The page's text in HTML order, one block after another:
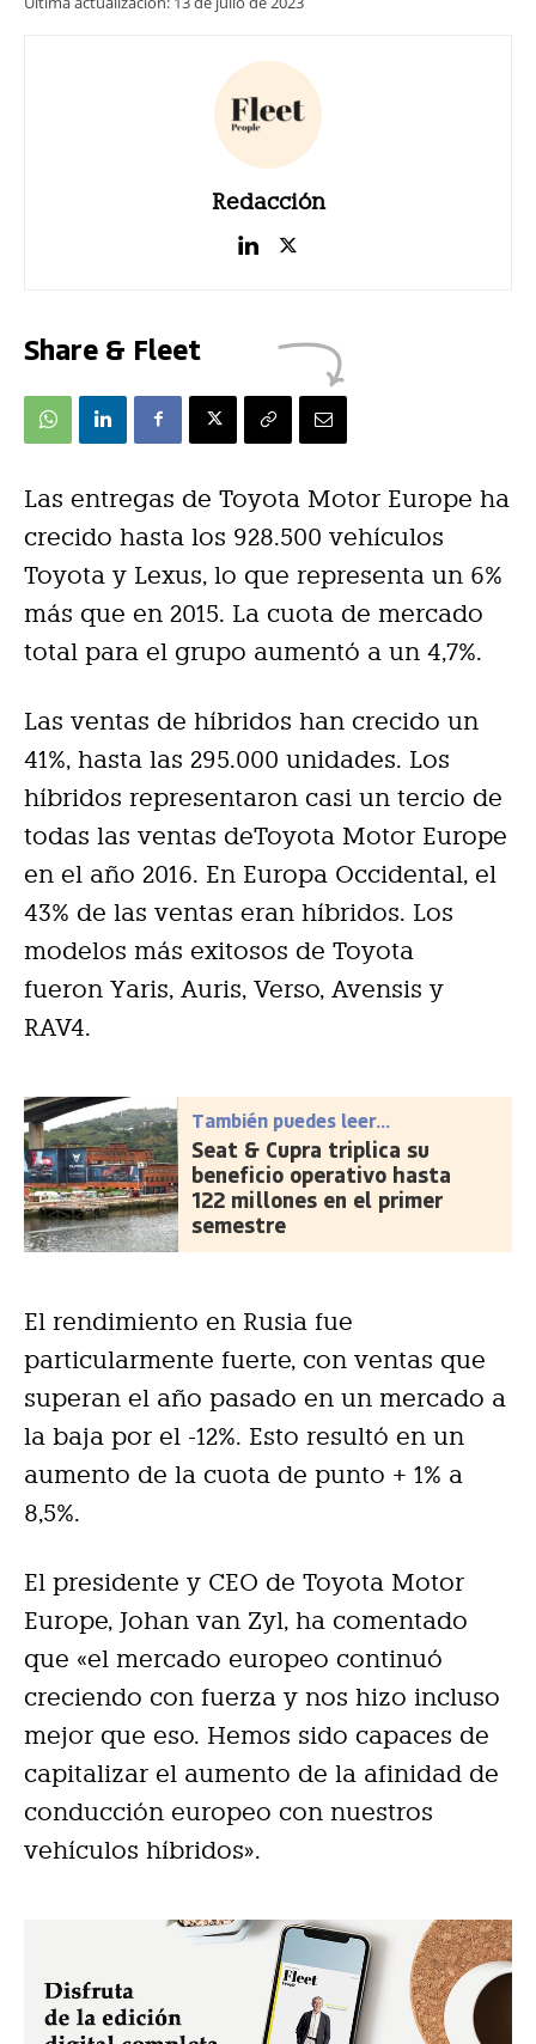
Redacción
Share & Fleet
Las entregas de Toyota Motor Europe ha
crecido hasta los 928.500 vehículos
Toyota y Lexus, lo que representa un 6%
más que en 2015. La cuota de mercado
total para el grupo aumentó a un 4,7%.
Las ventas de híbridos han crecido un
41%, hasta las 295.000 unidades. Los
híbridos representaron casi un tercio de
todas las ventas deToyota Motor Europe
en el año 2016. En Europa Occidental, el
43% de las ventas eran híbridos. Los
modelos más exitosos de Toyota
fueron Yaris, Auris, Verso, Avensis y
RAV4.
También puedes leer...
Seat & Cupra triplica su
beneficio operativo hasta
122 millones en el primer
semestre
El rendimiento en Rusia fue
particularmente fuerte, con ventas que
superan el año pasado en un mercado a
la baja por el -12%. Esto resultó en un
aumento de la cuota de punto + 1% a
8,5%.
El presidente y CEO de Toyota Motor
Europe, Johan van Zyl, ha comentado
que «el mercado europeo continuó
creciendo con fuerza y ​​nos hizo incluso
mejor que eso. Hemos sido capaces de
capitalizar el aumento de la afinidad de
conducción europeo con nuestros
vehículos híbridos».